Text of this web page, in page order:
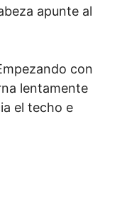
apunte al
con
lentamente
el techo e